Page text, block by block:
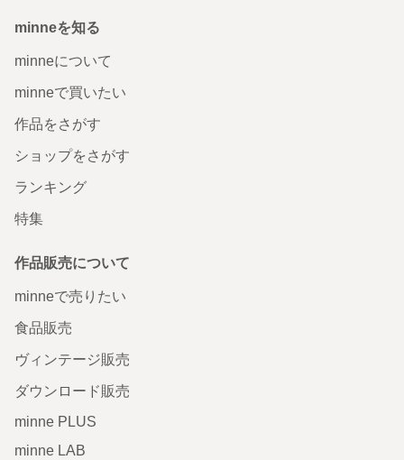
minneを知る
minneについて
minneで買いたい
作品をさがす
ショップをさがす
ランキング
特集
作品販売について
minneで売りたい
食品販売
ヴィンテージ販売
ダウンロード販売
minne PLUS
minne LAB